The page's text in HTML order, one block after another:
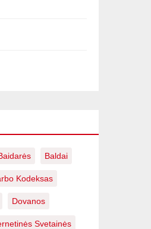
Baldai
Kodeksas
Dovanos
Svetainės